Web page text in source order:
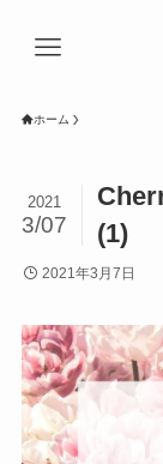
ホーム
(1)
2021
3/07
2021年3月7日